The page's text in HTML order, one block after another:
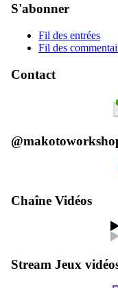
S'abonner
Fil des entrées
Fil des
Contact
Chaîne Vidéos
Stream Jeux